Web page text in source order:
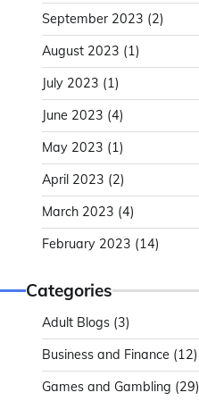
September 2023 (2)
August 2023 (1)
July 2023 (1)
June 2023 (4)
May 2023 (1)
April 2023 (2)
March 2023 (4)
February 2023 (14)
Categories
Adult Blogs (3)
Business and Finance (12)
Games and Gambling (29)